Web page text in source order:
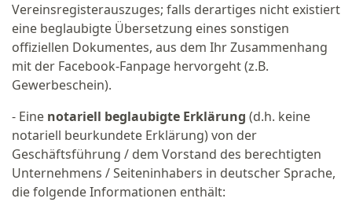
Vereinsregisterauszuges; falls derartiges nicht existiert
eine beglaubigte Übersetzung eines sonstigen
offiziellen Dokumentes, aus dem Ihr Zusammenhang
mit der Facebook-Fanpage hervorgeht (z.B.
Gewerbeschein).
- Eine notariell beglaubigte Erklärung (d.h. keine
notariell beurkundete Erklärung) von der
Geschäftsführung / dem Vorstand des berechtigten
Unternehmens / Seiteninhabers in deutscher Sprache,
die folgende Informationen enthält: